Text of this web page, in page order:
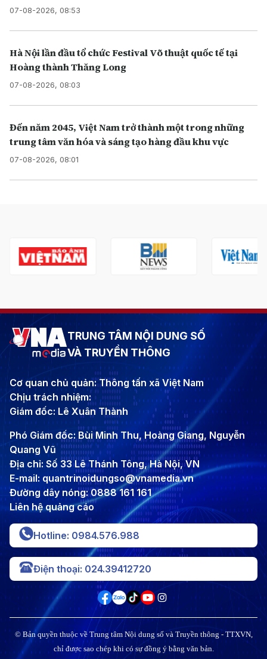
07-08-2026, 08:53
Hà Nội lần đầu tổ chức Festival Võ thuật quốc tế tại
Hoàng thành Thăng Long
07-08-2026, 08:03
Đến năm 2045, Việt Nam trở thành một trong những
trung tâm văn hóa và sáng tạo hàng đầu khu vực
07-08-2026, 08:01
TRUNG TÂM NỘI DUNG SỐ
VÀ TRUYỀN THÔNG
Cơ quan chủ quản: Thông tấn xã Việt Nam
Chịu trách nhiệm:
Giám đốc: Lê Xuân Thành
Phó Giám đốc: Bùi Minh Thu, Hoàng Giang, Nguyễn
Quang Vũ
Địa chỉ: Số 33 Lê Thánh Tông, Hà Nội, VN
E-mail: quantrinoidungso@vnamedia.vn
Đường dây nóng: 0888 161 161
Liên hệ quảng cáo
Hotline: 0984.576.988
Điện thoại: 024.39412720
© Bản quyền thuộc về Trung tâm Nội dung số và Truyền thông - TTXVN,
chỉ được sao chép khi có sự đồng ý bằng văn bản.